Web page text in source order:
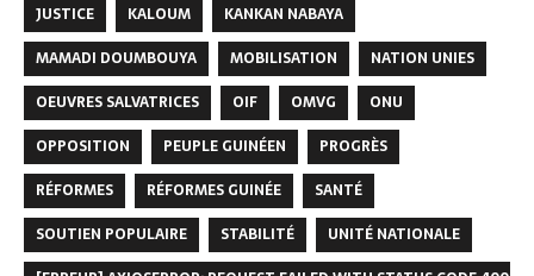
JUSTICE
KALOUM
KANKAN NABAYA
MAMADI DOUMBOUYA
MOBILISATION
NATION UNIES
OEUVRES SALVATRICES
OIF OMVG
ONU
OPPOSITION
PEUPLE GUINÉEN
PROGRÈS
RÉFORMES
RÉFORMES GUINÉE
SANTÉ
SOUTIEN POPULAIRE
STABILITÉ
UNITÉ NATIONALE